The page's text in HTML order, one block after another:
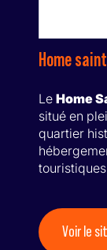
Home
Le Home
situé en
quartier
Voir le